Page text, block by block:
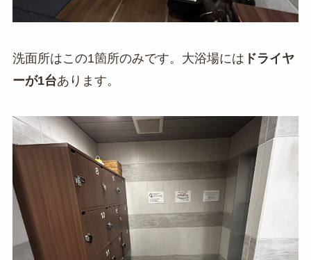
洗面所はこの1箇所のみです。大浴場には ドライヤ
ーが1台あります。